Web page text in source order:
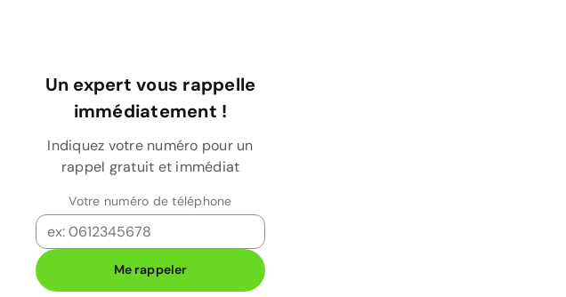
Un expert vous rappelle
immédiatement !
Indiquez votre numéro pour un
rappel gratuit et immédiat
Votre numéro de téléphone
Me rappeler